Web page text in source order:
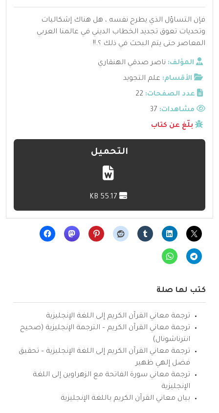
فإن التساؤل الذي يطرح نفسه ، هل هناك إشكاليات
وتحديات تعوق تجديد الخطاب الديني في عالمنا العربي
المعاصر حتى يتم البحث في ذلك ؟.!!
المؤلف: ناصر صدقي الهنقاري
الأقسام: علم التجويد
عدد الصفحات: 22
مشاهدات:
بلّغ عن كتاب
التحميل
كتب لها صلة
ترجمة معاني القرآن الكريم إلى اللغة الإنجليزية
ترجمة معاني القرآن الكريم – الترجمة الإنجليزية (صحيح
انترناشونال)
ترجمة معاني القرآن الكريم إلى اللغة الإنجليزية – تحقيق
فضل إلهي ظهير
ترجمة معاني سورة الفاتحة مع الزهراوين إلى اللغة
الإنجليزية
بيان معاني القرآن الكريم باللغة الإنجليزية